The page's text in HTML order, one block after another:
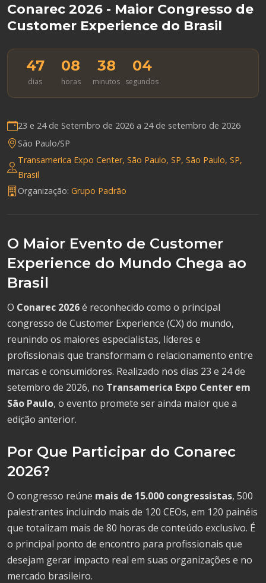
Conarec 2026 - Maior Congresso de
Customer Experience do Brasil
47
dias
08
horas
38
minutos
03
segundos
23 e 24 de Setembro de 2026 a 24 de setembro de 2026
São Paulo/SP
Transamerica Expo Center, São Paulo, SP, São Paulo, SP,
Brasil
Organização: Grupo Padrão
O Maior Evento de Customer
Experience do Mundo Chega ao
Brasil
O Conarec 2026é reconhecido como o principal
congresso de Customer Experience (CX) do mundo,
reunindo os maiores especialistas, líderes e
profissionais que transformam o relacionamento entre
marcas e consumidores. Realizado nos dias 23 e 24 de
setembro de 2026, no Transamerica Expo Center em
São Paulo, o evento promete ser ainda maior que a
edição anterior.
Por Que Participar do Conarec
2026?
O congresso reúne mais de 15.000 congressistas, 500
palestrantes incluindo mais de 120 CEOs, em 120 painéis
que totalizam mais de 80 horas de conteúdo exclusivo. É
o principal ponto de encontro para profissionais que
desejam gerar impacto real em suas organizações e no
mercado brasileiro.